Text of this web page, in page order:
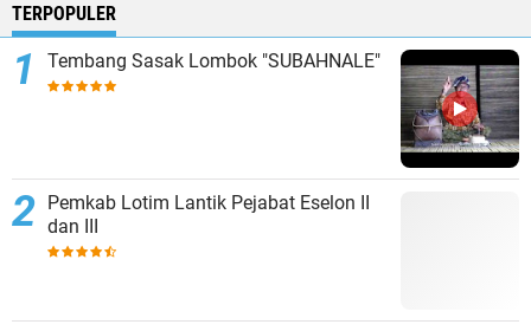
TERPOPULER
Tembang Sasak Lombok "SUBAHNALE"
Pemkab Lotim Lantik Pejabat Eselon II
dan III